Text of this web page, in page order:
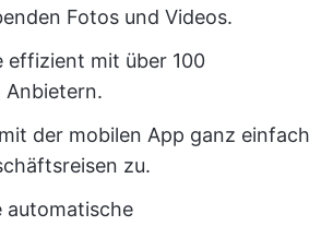
Fotos und Videos.
effizient mit über 100
der mobilen App ganz einfach
zu.
automatische